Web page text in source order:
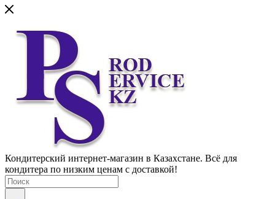
Кондитерский интернет-магазин в Казахстане. Всё для
кондитера по низким ценам с доставкой!